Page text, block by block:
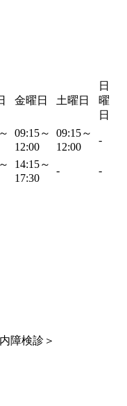
金曜日 土曜日
日
曜
日
09:15～
12:00
09:15～
12:00
-
14:15～
17:30
- -
障検診＞